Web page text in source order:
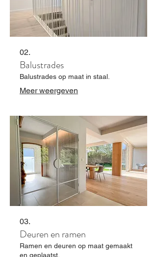
02.
Balustrades
Balustrades op maat in staal.
Meer weergeven
03.
Deuren en ramen
Ramen en deuren op maat gemaakt
en geplaatst.